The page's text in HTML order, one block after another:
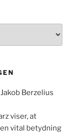
Berzelius
viser, at
vital betydning